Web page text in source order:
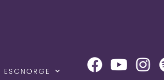
ESCNORGE